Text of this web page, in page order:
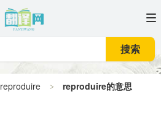
搜索
reproduire reproduire的意思